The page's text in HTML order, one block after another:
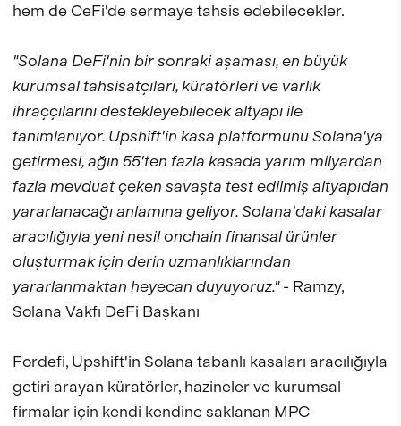
hem de CeFi'de sermaye tahsis edebilecekler.
"Solana DeFi'nin bir sonraki aşaması, en büyük
kurumsal tahsisatçıları, küratörleri ve varlık
ihraççılarını destekleyebilecek altyapı ile
tanımlanıyor. Upshift'in kasa platformunu Solana'ya
getirmesi, ağın 55'ten fazla kasada yarım milyardan
fazla mevduat çeken savaşta test edilmiş altyapıdan
yararlanacağı anlamına geliyor. Solana'daki kasalar
aracılığıyla yeni nesil onchain finansal ürünler
oluşturmak için derin uzmanlıklarından
yararlanmaktan heyecan duyuyoruz."- Ramzy,
Solana Vakfı DeFi Başkanı
Fordefi, Upshift'in Solana tabanlı kasaları aracılığıyla
getiri arayan küratörler, hazineler ve kurumsal
firmalar için kendi kendine saklanan MPC